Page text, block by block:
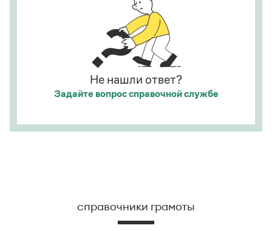
развернут в придаточное предложение:
посмотрела на него, как[смотрят
Не нашли ответ?
Задайте вопроссправочной службе
справочники грамоты